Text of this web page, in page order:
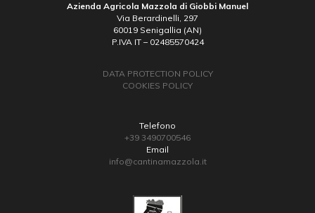
Azienda Agricola Mazzola di Giobbi Manuel
Via Berardinelli, 297
60019 Senigallia (AN)
P.IVA IT – 02485570424
DATA PROTECTION POLICY
COOKIES POLICY
Telefono
+39 3490700546
Email
info@cantinamazzola.it